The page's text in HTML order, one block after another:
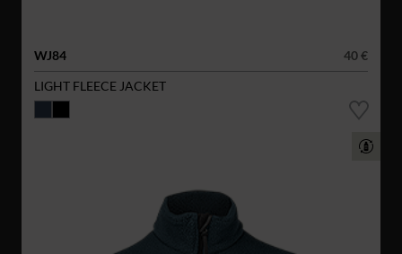
WJ84
40 €
LIGHT FLEECE JACKET